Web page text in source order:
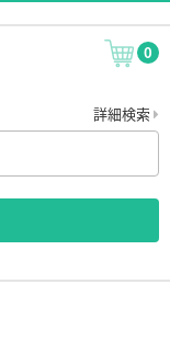
0
詳細検索